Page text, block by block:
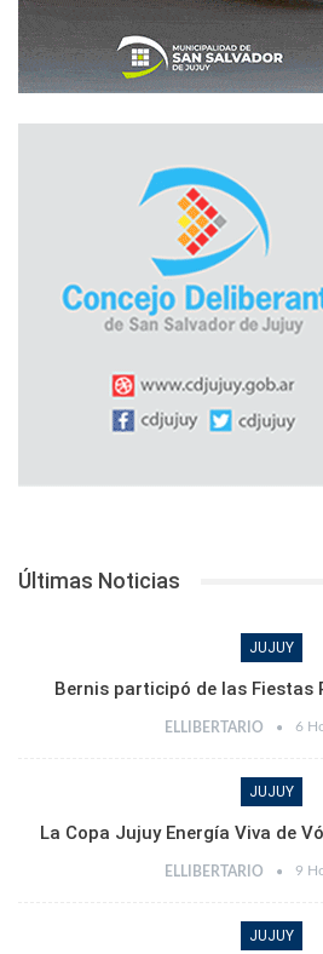
Últimas Noticias
JUJUY
Bernis participó de las Fiestas
ELLIBERTARIO 6
JUJUY
La Copa Jujuy Energía Viva de
ELLIBERTARIO 9
JUJUY